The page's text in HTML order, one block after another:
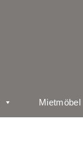
Mietmöbel